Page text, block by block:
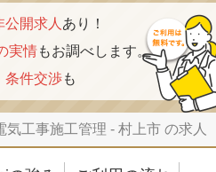
公開求人 あり！
実情もお調べします。
条件交渉も
気工事施工管理 - 村上市 の求人